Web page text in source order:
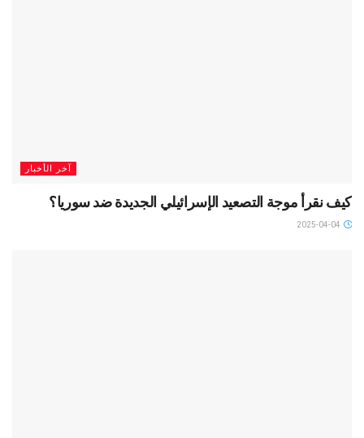
آخر الأخبار
كيف نقرأ موجة التصعيد الإسرائيلي الجديدة ضد سوريا؟